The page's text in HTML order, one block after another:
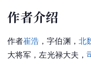
作者介绍
作者崔浩 ，字伯渊， 北
大将军，左光禄大夫 ，